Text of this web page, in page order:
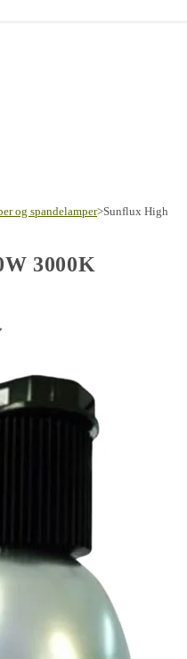
og spandelamper>Sunflux High
3000K